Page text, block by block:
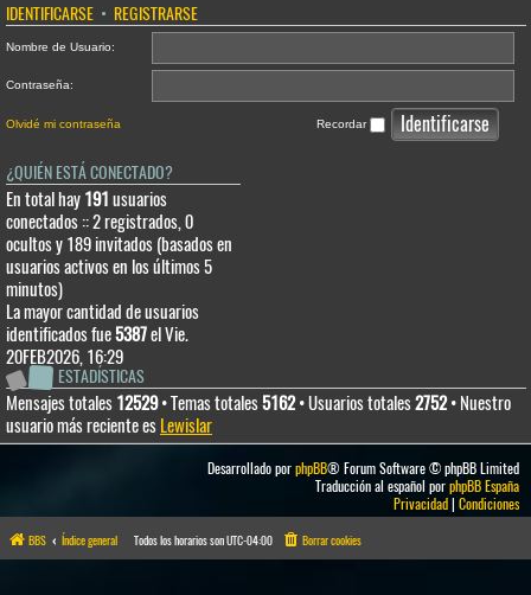
IDENTIFICARSE • REGISTRARSE
Nombre de Usuario:
Contraseña:
Olvidé mi contraseña Recordar
¿QUIÉN ESTÁ CONECTADO?
En total hay 191 usuarios
conectados :: 2 registrados, 0
ocultos y 189 invitados (basados en
usuarios activos en los últimos 5
minutos)
La mayor cantidad de usuarios
identificados fue5387el Vie.
20FEB2026, 16:29
ESTADÍSTICAS
Mensajes totales 12529• Temas totales5162• Usuarios totales2752• Nuestro
usuario más reciente es Lewislar
Desarrollado porphpBB® Forum Software © phpBB Limited
Traducción al español porphpBB España
Privacidad| Condiciones
BBS Índice general Todos los horarios sonUTC-04:00 Borrar cookies